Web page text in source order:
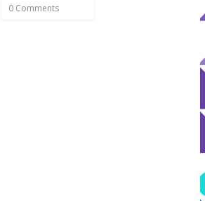
0 Comments